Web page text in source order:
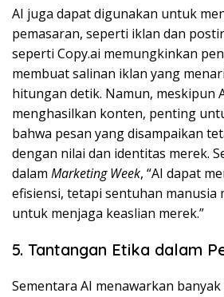
AI juga dapat digunakan untuk
pemasaran, seperti iklan dan
seperti Copy.ai memungkinkan
membuat salinan iklan yang
hitungan detik. Namun, meskipun
menghasilkan konten, penting
bahwa pesan yang disampaikan
dengan nilai dan identitas merek.
dalam Marketing Week, “AI dapat
efisiensi, tetapi sentuhan manusia
untuk menjaga keaslian merek.”
5. Tantangan Etika dalam
Sementara AI menawarkan